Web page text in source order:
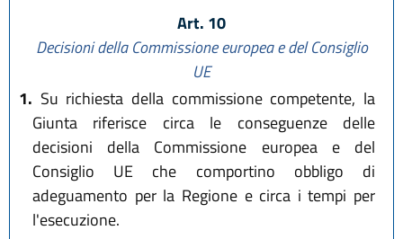
Art. 10
Decisioni della Commissione europea e del Consiglio
UE
1. Su richiesta della commissione competente, la
Giunta riferisce circa le conseguenze delle
decisioni della Commissione europea e del
Consiglio UE che comportino obbligo di
adeguamento per la Regione e circa i tempi per
l'esecuzione.